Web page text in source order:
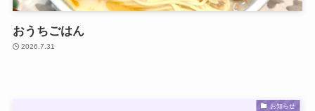
おうちごはん
2026.7.31
お知らせ